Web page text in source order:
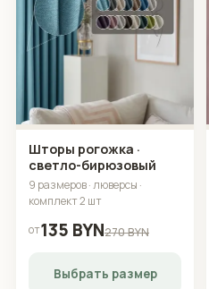
Шторы рогожка ·
светло-бирюзовый
9 размеров · люверсы ·
комплект 2 шт
от135 BYN270 BYN
Выбрать размер